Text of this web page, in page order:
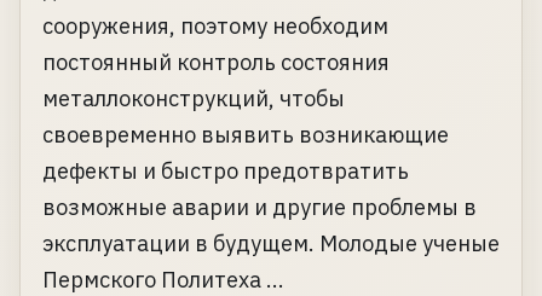
сооружения, поэтому необходим
постоянный контроль состояния
металлоконструкций, чтобы
своевременно выявить возникающие
дефекты и быстро предотвратить
возможные аварии и другие проблемы в
эксплуатации в будущем. Молодые ученые
Пермского Политеха ...